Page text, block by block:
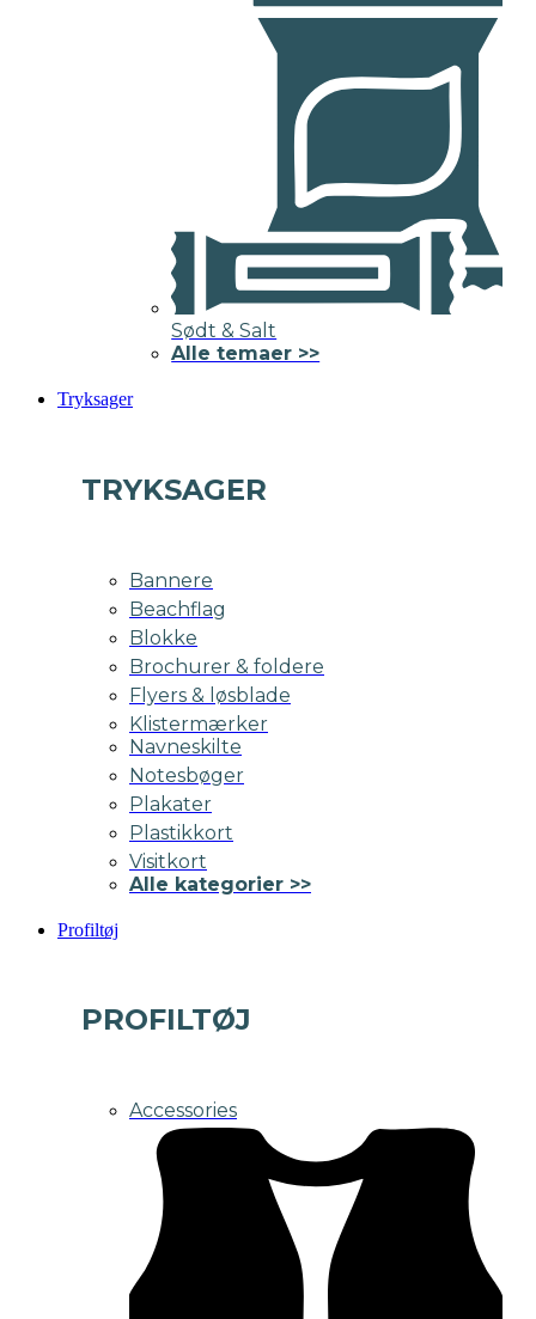
Sødt & Salt
Alle temaer >>
Tryksager
TRYKSAGER
Bannere
Beachflag
Blokke
Brochurer & foldere
Flyers & løsblade
Klistermærker
Navneskilte
Notesbøger
Plakater
Plastikkort
Visitkort
Alle kategorier >>
Profiltøj
PROFILTØJ
Accessories